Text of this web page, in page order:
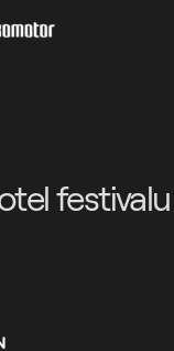
festivalu